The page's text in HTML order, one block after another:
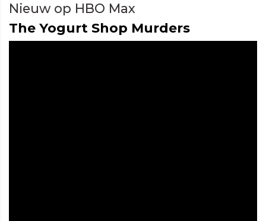
Nieuw op HBO Max
The Yogurt Shop Murders